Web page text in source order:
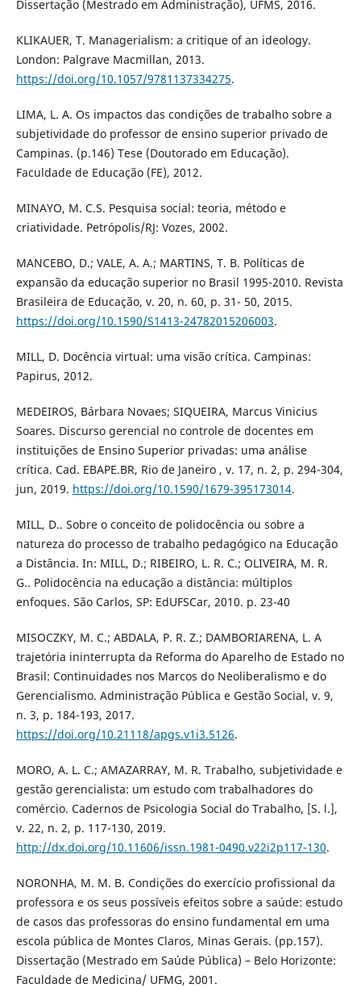
Dissertação (Mestrado em Administração), UFMS, 2016.
KLIKAUER, T. Managerialism: a critique of an ideology.
London: Palgrave Macmillan, 2013.
https://doi.org/10.1057/9781137334275.
LIMA, L. A. Os impactos das condições de trabalho sobre a
subjetividade do professor de ensino superior privado de
Campinas. (p.146) Tese (Doutorado em Educação).
Faculdade de Educação (FE), 2012.
MINAYO, M. C.S. Pesquisa social: teoria, método e
criatividade. Petrópolis/RJ: Vozes, 2002.
MANCEBO, D.; VALE, A. A.; MARTINS, T. B. Políticas de
expansão da educação superior no Brasil 1995-2010. Revista
Brasileira de Educação, v. 20, n. 60, p. 31- 50, 2015.
https://doi.org/10.1590/S1413-24782015206003.
MILL, D. Docência virtual: uma visão crítica. Campinas:
Papirus, 2012.
MEDEIROS, Bárbara Novaes; SIQUEIRA, Marcus Vinicius
Soares. Discurso gerencial no controle de docentes em
instituições de Ensino Superior privadas: uma análise
crítica. Cad. EBAPE.BR, Rio de Janeiro , v. 17, n. 2, p. 294-304,
jun, 2019. https://doi.org/10.1590/1679-395173014.
MILL, D.. Sobre o conceito de polidocência ou sobre a
natureza do processo de trabalho pedagógico na Educação
a Distância. In: MILL, D.; RIBEIRO, L. R. C.; OLIVEIRA, M. R.
G.. Polidocência na educação a distância: múltiplos
enfoques. São Carlos, SP: EdUFSCar, 2010. p. 23-40
MISOCZKY, M. C.; ABDALA, P. R. Z.; DAMBORIARENA, L. A
trajetória ininterrupta da Reforma do Aparelho de Estado no
Brasil: Continuidades nos Marcos do Neoliberalismo e do
Gerencialismo. Administração Pública e Gestão Social, v. 9,
n. 3, p. 184-193, 2017.
https://doi.org/10.21118/apgs.v1i3.5126.
MORO, A. L. C.; AMAZARRAY, M. R. Trabalho, subjetividade e
gestão gerencialista: um estudo com trabalhadores do
comércio. Cadernos de Psicologia Social do Trabalho, [S. l.],
v. 22, n. 2, p. 117-130, 2019.
http://dx.doi.org/10.11606/issn.1981-0490.v22i2p117-130.
NORONHA, M. M. B. Condições do exercício profissional da
professora e os seus possíveis efeitos sobre a saúde: estudo
de casos das professoras do ensino fundamental em uma
escola pública de Montes Claros, Minas Gerais. (pp.157).
Dissertação (Mestrado em Saúde Pública) – Belo Horizonte:
Faculdade de Medicina/ UFMG, 2001.